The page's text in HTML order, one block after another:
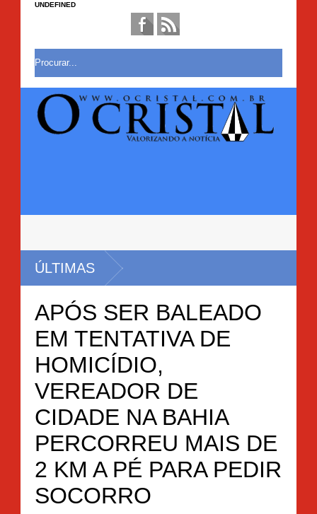
UNDEFINED
ÚLTIMAS
APÓS SER BALEADO
EM TENTATIVA DE
HOMICÍDIO,
VEREADOR DE
CIDADE NA BAHIA
PERCORREU MAIS DE
2 KM A PÉ PARA PEDIR
SOCORRO